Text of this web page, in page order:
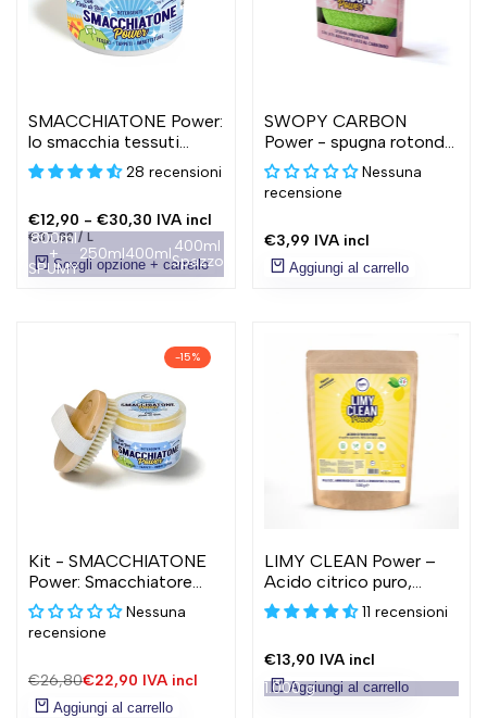
SMACCHIATONE Power:
lo smacchia tessuti
universale
28 recensioni
Prezzo
scontato
€12,90 - €30,30 IVA incl
PREZZO
UNITARIO
€37,88 / PER
L
800ml
+
SPUMY
250ml400ml 400ml +
Spazzola
Scegli opzione + carrello
SWOPY CARBON
Power - spugna rotonda,
2 funzioni
Nessuna
recensione
Prezzo
scontato
€3,99 IVA incl
Aggiungi al carrello
-15%
Kit - SMACCHIATONE
Power: Smacchiatore
Universale 400g +
Spazzola professionale
in legno
Nessuna
recensione
Prezzo
normale
€26,80Prezzo
€22,90 IVA incl
Aggiungi al carrello
LIMY CLEAN Power –
Acido citrico puro,
ammorbidente e
decalcificante naturale
11 recensioni
Prezzo
scontato
€13,90 IVA incl
1.000 gAggiungi al carrello